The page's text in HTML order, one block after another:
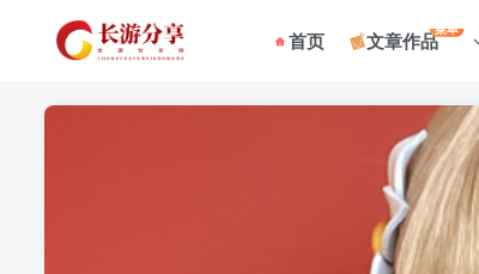
首页 文章作品菜单